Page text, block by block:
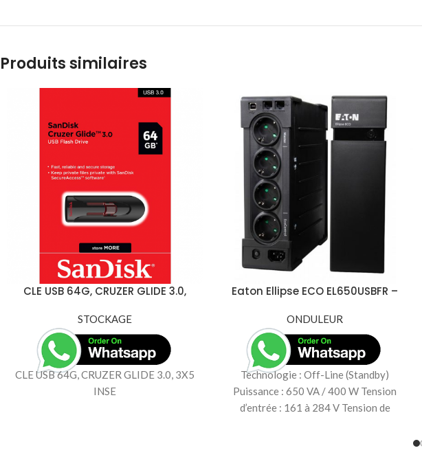
Produits similaires
CLE USB 64G, CRUZER GLIDE 3.0,
STOCKAGE
CLE USB 64G, CRUZER GLIDE 3.0, 3X5
INSE
Eaton Ellipse ECO EL650USBFR –
ONDULEUR
Technologie : Off-Line (Standby)
Puissance : 650 VA / 400 W Tension
d’entrée : 161 à 284 V Tension de